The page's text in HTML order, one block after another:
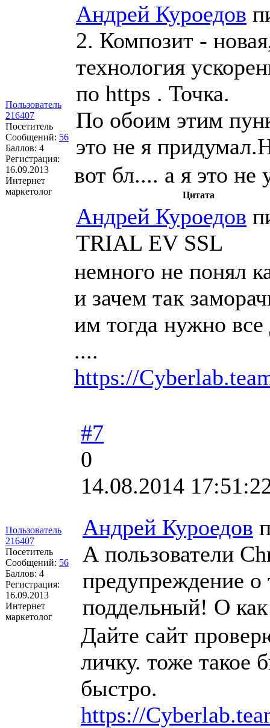
Пользователь
216407
Посетитель
Сообщений: 56
Баллов: 4
Регистрация:
16.09.2013
Интернет
маркетолог
Андрей Куроедов
2. Композит -
технология
по https . Точка.
По обоим этим
это не я
вот бл.... а я это не
Цитата
Андрей Куроедов
TRIAL EV SSL
немного не понял
и зачем так
им тогда нужно все
....
https://
Пользователь
216407
Посетитель
Сообщений: 56
Баллов: 4
Регистрация:
16.09.2013
Интернет
маркетолог
#7
0
14.08.2014
Андрей Куроедов
А пользователи
предупреждение о
поддельный! О
Дайте сайт
личку. тоже такое
быстро.
https://